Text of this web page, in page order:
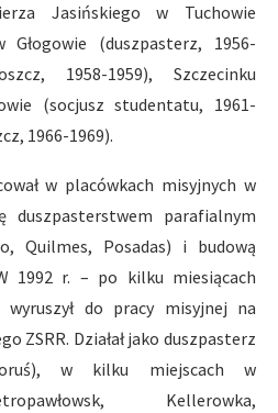
Jasińskiego w Tuchowie
Głogowie (duszpasterz, 1956-
1958-1959), Szczecinku
(socjusz studentatu, 1961-
1966-1969).
w placówkach misyjnych w
duszpasterstwem parafialnym
Quilmes, Posadas) i budową
1992 r. – po kilku miesiącach
do pracy misyjnej na
ZSRR. Działał jako duszpasterz
w kilku miejscach w
Kellerowka,